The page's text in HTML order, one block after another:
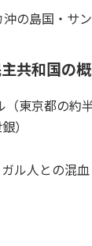
の島国・サ
共和国 の
東京都の約半
）
ル人との混血